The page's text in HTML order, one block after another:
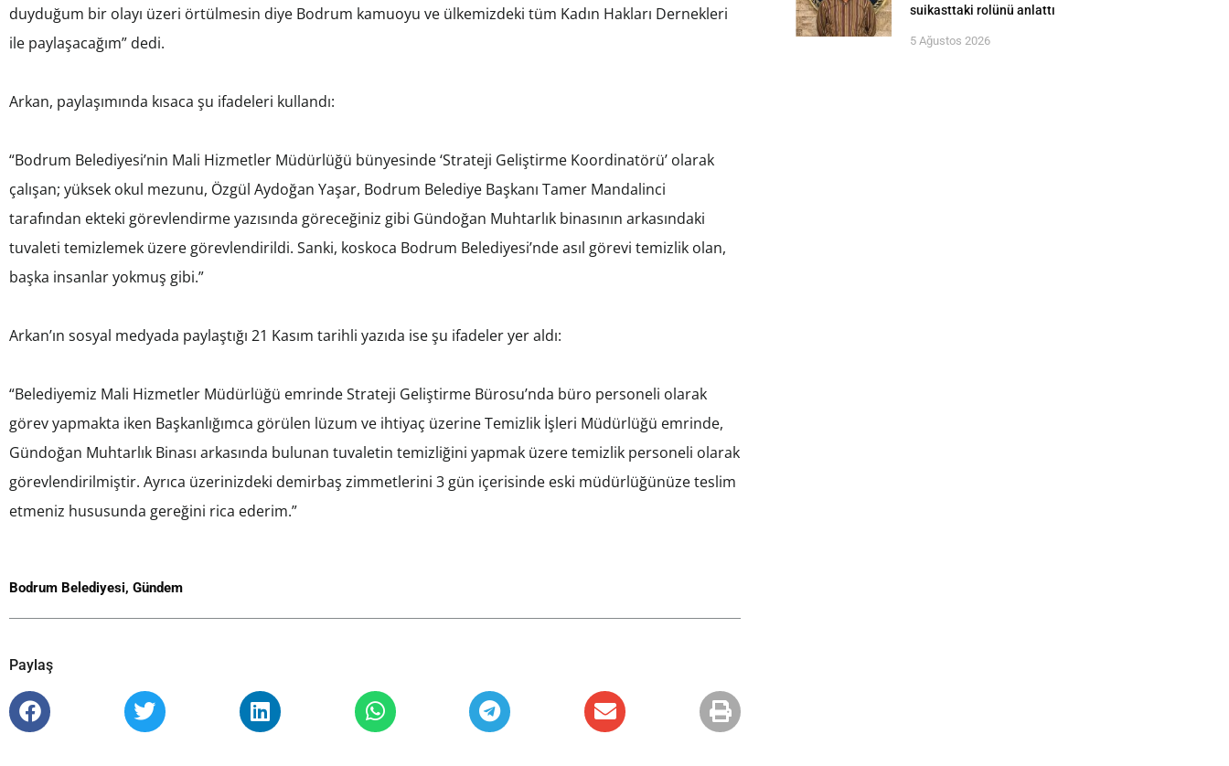
duyduğum bir olayı üzeri örtülmesin diye Bodrum kamuoyu ve ülkemizdeki tüm Kadın Hakları Dernekleri
ile paylaşacağım” dedi.
Arkan, paylaşımında kısaca şu ifadeleri kullandı:
“Bodrum Belediyesi’nin Mali Hizmetler Müdürlüğü bünyesinde ‘Strateji Geliştirme Koordinatörü’ olarak
çalışan; yüksek okul mezunu, Özgül Aydoğan Yaşar, Bodrum Belediye Başkanı Tamer Mandalinci
tarafından ekteki görevlendirme yazısında göreceğiniz gibi Gündoğan Muhtarlık binasının arkasındaki
tuvaleti temizlemek üzere görevlendirildi. Sanki, koskoca Bodrum Belediyesi’nde asıl görevi temizlik olan,
başka insanlar yokmuş gibi.”
Arkan’ın sosyal medyada paylaştığı 21 Kasım tarihli yazıda ise şu ifadeler yer aldı:
“Belediyemiz Mali Hizmetler Müdürlüğü emrinde Strateji Geliştirme Bürosu’nda büro personeli olarak
görev yapmakta iken Başkanlığımca görülen lüzum ve ihtiyaç üzerine Temizlik İşleri Müdürlüğü emrinde,
Gündoğan Muhtarlık Binası arkasında bulunan tuvaletin temizliğini yapmak üzere temizlik personeli olarak
görevlendirilmiştir. Ayrıca üzerinizdeki demirbaş zimmetlerini 3 gün içerisinde eski müdürlüğünüze teslim
etmeniz hususunda gereğini rica ederim.”
Bodrum Belediyesi, Gündem
Paylaş
suikasttaki rolünü anlattı
5 Ağustos 2026